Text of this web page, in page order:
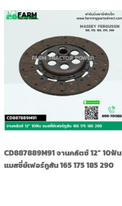
CD887889M91 จานคลัตช์ 12” 10ฟัน
แมสซี่ย์เฟอร์กูสัน 165 175 185 290